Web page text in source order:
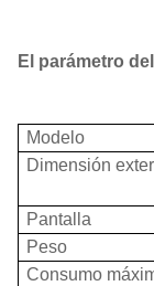
El parámetro
Modelo
Dimensión
Pantalla
Peso
Consumo